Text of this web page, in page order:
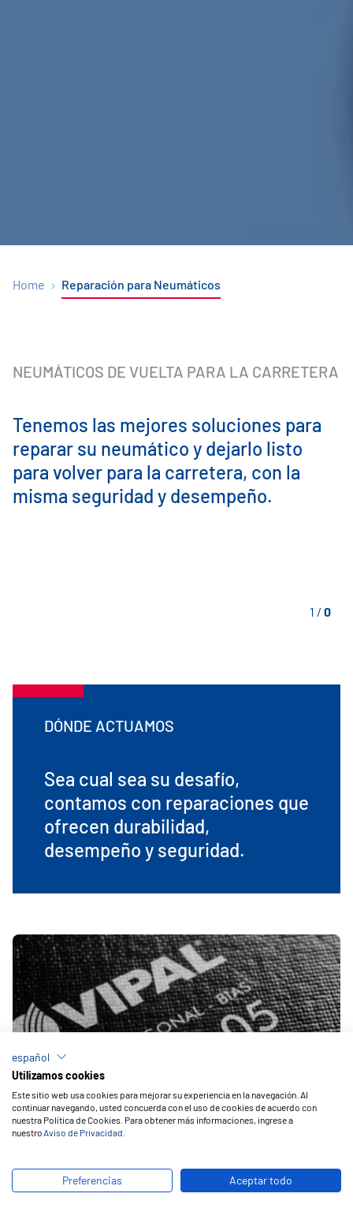
Home Reparación para Neumáticos
NEUMÁTICOS DE VUELTA PARA LA CARRETERA
Tenemos las mejores soluciones para
reparar su neumático y dejarlo listo
para volver para la carretera, con la
misma seguridad y desempeño.
1 / 0
DÓNDE ACTUAMOS
Sea cual sea su desafío,
contamos con reparaciones que
ofrecen durabilidad,
desempeño y seguridad.
español
Utilizamos cookies
Este sitio web usa cookies para mejorar su experiencia en la navegación. Al
continuar navegando, usted concuerda con el uso de cookies de acuerdo con
nuestra Política de Cookies. Para obtener más informaciones, ingrese a
nuestroAviso de Privacidad
Preferencias Aceptar todo